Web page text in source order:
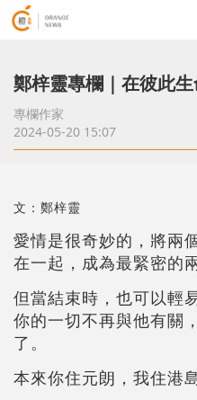
鄭梓靈專欄｜在彼此
專欄作家
2024-05-20 15:07
文：鄭梓靈
愛情是很奇妙的，將兩
在一起，成為最緊密的
但當結束時，也可以輕
你的一切不再與他有關
了。
本來你住元朗，我住港島